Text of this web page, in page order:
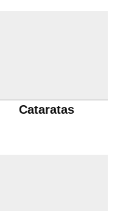
Cataratas